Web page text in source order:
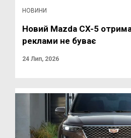
НОВИНИ
Новий Mazda CX-5
реклами не буває
24 Лип, 2026